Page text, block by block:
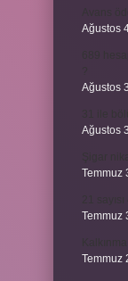
Ağustos
Ağustos
Ağustos
Temmuz
Temmuz
Temmuz